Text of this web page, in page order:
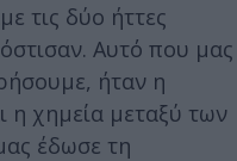
τις δύο ήττες
Αυτό που μας
ήταν η
η χημεία μεταξύ των
έδωσε τη